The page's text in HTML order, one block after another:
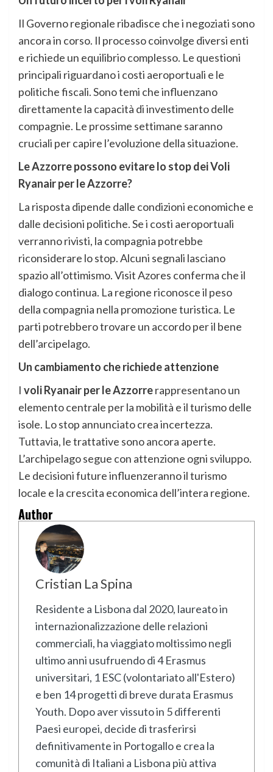
Il Governo regionale ribadisce che i negoziati sono
ancora in corso. Il processo coinvolge diversi enti
e richiede un equilibrio complesso. Le questioni
principali riguardano i costi aeroportuali e le
politiche fiscali. Sono temi che influenzano
direttamente la capacità di investimento delle
compagnie. Le prossime settimane saranno
cruciali per capire l’evoluzione della situazione.
Le Azzorre possono evitare lo stop dei Voli
Ryanair per le Azzorre?
La risposta dipende dalle condizioni economiche e
dalle decisioni politiche. Se i costi aeroportuali
verranno rivisti, la compagnia potrebbe
riconsiderare lo stop. Alcuni segnali lasciano
spazio all’ottimismo. Visit Azores conferma che il
dialogo continua. La regione riconosce il peso
della compagnia nella promozione turistica. Le
parti potrebbero trovare un accordo per il bene
dell’arcipelago.
Un cambiamento che richiede attenzione
I voli Ryanair per le Azzorrerappresentano un
elemento centrale per la mobilità e il turismo delle
isole. Lo stop annunciato crea incertezza.
Tuttavia, le trattative sono ancora aperte.
L’archipelago segue con attenzione ogni sviluppo.
Le decisioni future influenzeranno il turismo
locale e la crescita economica dell’intera regione.
Author
Cristian La Spina
Residente a Lisbona dal 2020, laureato in
internazionalizzazione delle relazioni
commerciali, ha viaggiato moltissimo negli
ultimo anni usufruendo di 4 Erasmus
universitari, 1 ESC (volontariato all'Estero)
e ben 14 progetti di breve durata Erasmus
Youth. Dopo aver vissuto in 5 differenti
Paesi europei, decide di trasferirsi
definitivamente in Portogallo e crea la
comunità di Italiani a Lisbona più attiva